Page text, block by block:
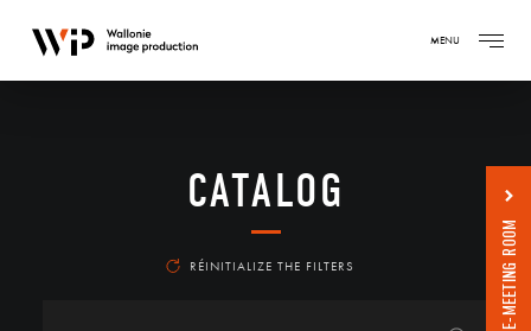
MENU
CATALOG
RÉINITIALIZE THE FILTERS E-MEETING ROOM